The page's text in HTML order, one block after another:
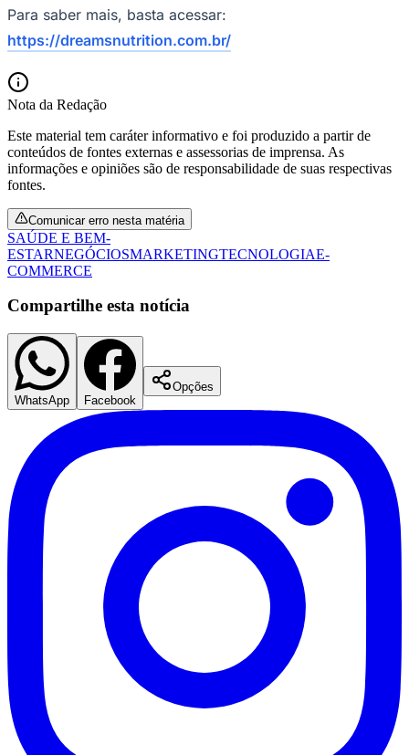
Santos
Para saber mais, basta acessar:
https://dreamsnutrition.com.br/
Nota da Redação
Este material tem caráter informativo e foi produzido a partir de
conteúdos de fontes externas e assessorias de imprensa. As
informações e opiniões são de responsabilidade de suas respectivas
fontes.
Comunicar erro nesta matéria
SAÚDE E BEM-
ESTARNEGÓCIOSMARKETINGTECNOLOGIAE-
COMMERCE
Compartilhe esta notícia
WhatsApp Facebook
Opções